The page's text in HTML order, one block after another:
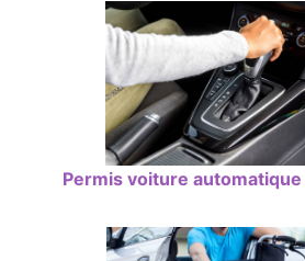
Permis voiture automatique